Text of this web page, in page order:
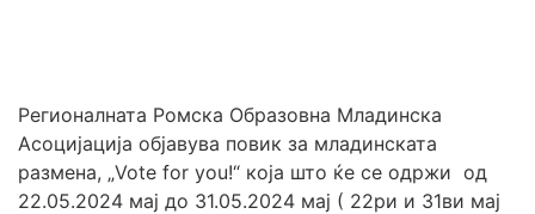
Регионалната Ромска Образовна Младинска
Асоцијација објавува повик за младинската
размена, „Vote for you!“ која што ќе се одржи од
22.05.2024 мај до 31.05.2024 мај ( 22ри и 31ви мај